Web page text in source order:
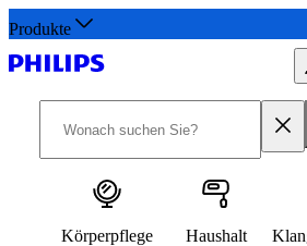
Produkte
Körperpflege Haushalt